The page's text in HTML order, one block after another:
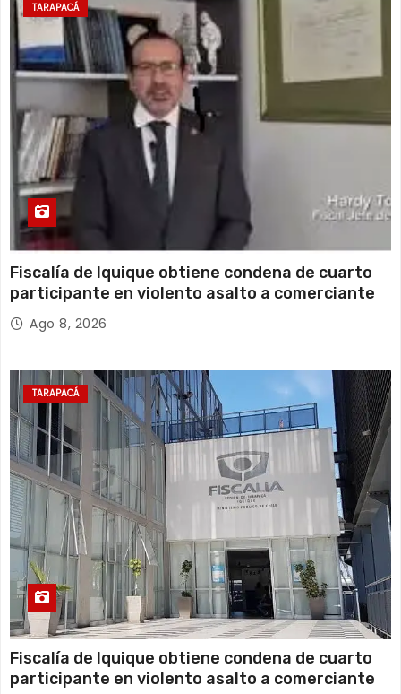
Sábado
16 de agosto
Domingo 18°C
TARAPACÁ
Fiscalía de Iquique obtiene condena de cuarto
participante en violento asalto a comerciante
Ago 8, 2026
TARAPACÁ
Fiscalía de Iquique obtiene condena de cuarto
participante en violento asalto a comerciante